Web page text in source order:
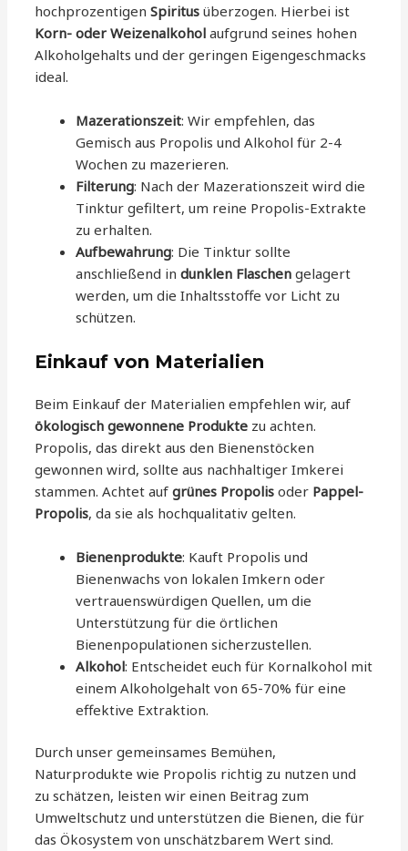
hochprozentigenSpiritus überzogen. Hierbei ist
Korn- oder Weizenalkohol aufgrund seines hohen
Alkoholgehalts und der geringen Eigengeschmacks
ideal.
Mazerationszeit: Wir empfehlen, das
Gemisch aus Propolis und Alkohol für 2-4
Wochen zu mazerieren.
Filterung: Nach der Mazerationszeit wird die
Tinktur gefiltert, um reine Propolis-Extrakte
zu erhalten.
Aufbewahrung: Die Tinktur sollte
anschließend indunklen Flaschen gelagert
werden, um die Inhaltsstoffe vor Licht zu
schützen.
Einkauf von Materialien
Beim Einkauf der Materialien empfehlen wir, auf
ökologisch gewonnene Produkte zu achten.
Propolis, das direkt aus den Bienenstöcken
gewonnen wird, sollte aus nachhaltiger Imkerei
stammen. Achtet aufgrünes Propolis oder Pappel-
Propolis, da sie als hochqualitativ gelten.
Bienenprodukte: Kauft Propolis und
Bienenwachs von lokalen Imkern oder
vertrauenswürdigen Quellen, um die
Unterstützung für die örtlichen
Bienenpopulationen sicherzustellen.
Alkohol: Entscheidet euch für Kornalkohol mit
einem Alkoholgehalt von 65-70% für eine
effektive Extraktion.
Durch unser gemeinsames Bemühen,
Naturprodukte wie Propolis richtig zu nutzen und
zu schätzen, leisten wir einen Beitrag zum
Umweltschutz und unterstützen die Bienen, die für
das Ökosystem von unschätzbarem Wert sind.